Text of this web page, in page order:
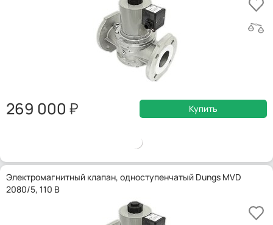
269 000 Купить
Электромагнитный клапан, одноступенчатый Dungs MVD
2080/5, 110 В